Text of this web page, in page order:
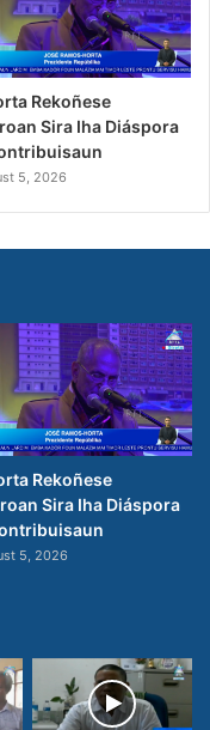
Rekoñese
Sira Iha Diáspora
5, 2026
Rekoñese
Sira Iha Diáspora
5, 2026